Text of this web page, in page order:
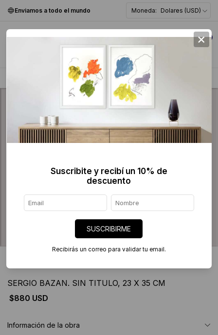
Enviamos a todo el mundo Moneda: Dolares (USD)
0
Figurativa >
SERGIO BAZAN. SIN TITULO, 23 X 35 CM
$880 USD
Información de la obra
×
Suscribite y recibí un 10% de
descuento
SUSCRIBIRME
Recibirás un correo para validar tu email.